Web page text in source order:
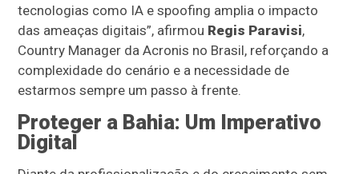
tecnologias como IA e spoofing amplia o impacto
das ameaças digitais”, afirmou Regis Paravisi,
Country Manager da Acronis no Brasil, reforçando a
complexidade do cenário e a necessidade de
estarmos sempre um passo à frente.
Proteger a Bahia: Um Imperativo
Digital